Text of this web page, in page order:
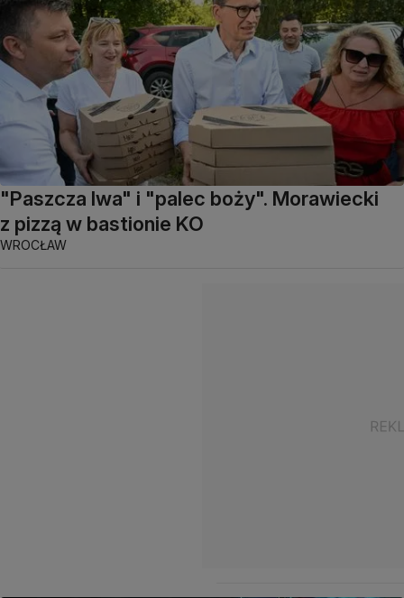
"Paszcza lwa" i "palec boży". Morawiecki
z pizzą w bastionie KO
WROCŁAW